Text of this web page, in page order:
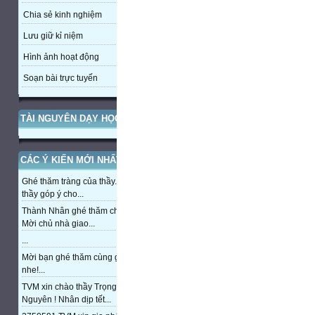
Chia sẻ kinh nghiệm
Lưu giữ kỉ niệm
Hình ảnh hoạt động
Soạn bài trực tuyến
TÀI NGUYÊN DẠY HỌC
CÁC Ý KIẾN MỚI NHẤT
Ghé thăm tràng của thầy. Mong
thầy góp ý cho...
Thành Nhân ghé thăm chủ nhà,
Mời chủ nhà giao...
...
Mời bạn ghé thăm cùng giao lưu
nhe!...
TVM xin chào thầy Trọng
Nguyên ! Nhân dịp tết...